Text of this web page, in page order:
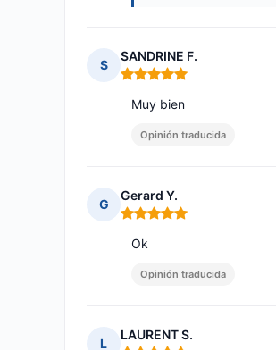
S
SANDRINE F.
Nota: 5 de 5
Muy bien
Opinión traducida
G
Gerard Y.
Nota: 5 de 5
Ok
Opinión traducida
L
LAURENT S.